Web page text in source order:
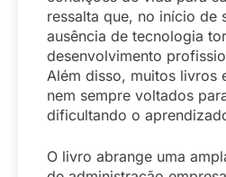
ressalta que, no início de
ausência de tecnologia
desenvolvimento
Além disso, muitos livros
nem sempre voltados
dificultando o
O livro abrange uma